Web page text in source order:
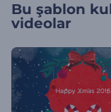
Bu şablon
videolar